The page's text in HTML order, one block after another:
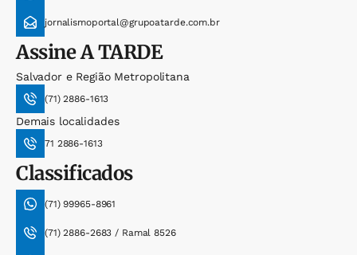
jornalismoportal@grupoatarde.com.br
AssineA TARDE
Salvador e Região Metropolitana
(71) 2886-1613
Demais localidades
71 2886-1613
Classificados
(71) 99965-8961
(71) 2886-2683 / Ramal 8526